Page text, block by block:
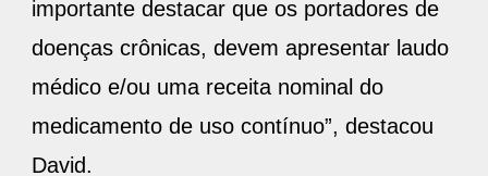
médico e/ou uma receita nominal do
medicamento de uso contínuo”, destacou
David.
Medidas de prevenção contra o novo